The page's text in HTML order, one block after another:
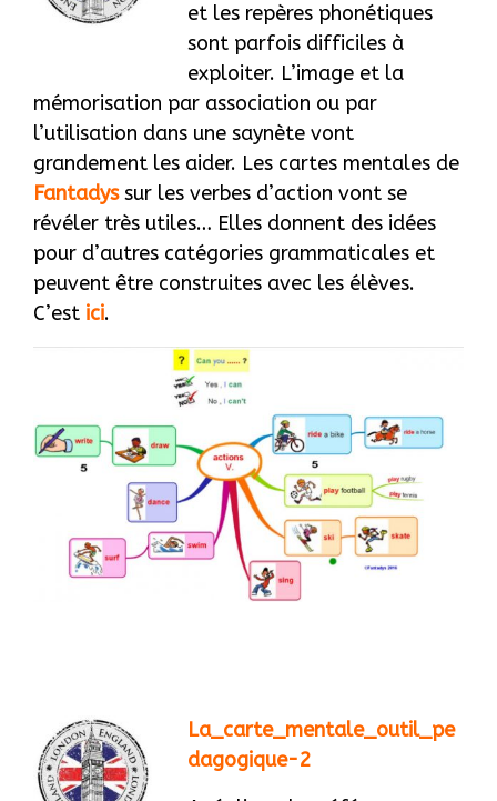
et les repères phonétiques
sont parfois difficiles à
exploiter. L’image et la
mémorisation par association ou par
l’utilisation dans une saynète vont
grandement les aider. Les cartes mentales de
Fantadyssur les verbes d’action vont se
révéler très utiles… Elles donnent des idées
pour d’autres catégories grammaticales et
peuvent être construites avec les élèves.
C’est ici.
La_carte_mentale_outil_pe
dagogique-2